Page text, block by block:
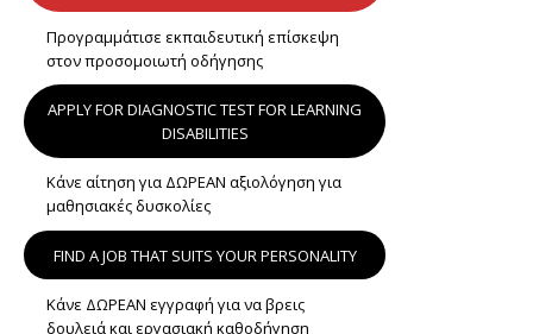
Προγραμμάτισε εκπαιδευτική επίσκεψη
στον προσομοιωτή οδήγησης
APPLY FOR DIAGNOSTIC TEST FOR LEARNING
DISABILITIES
Κάνε αίτηση για ΔΩΡΕΑΝ αξιολόγηση για
μαθησιακές δυσκολίες
FIND A JOB THAT SUITS YOUR PERSONALITY
Κάνε ΔΩΡΕΑΝ εγγραφή για να βρεις
δουλειά και εργασιακή καθοδήγηση